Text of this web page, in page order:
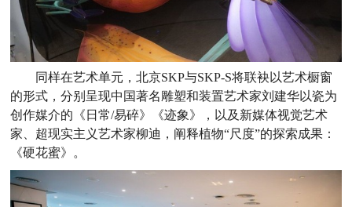
同样在艺术单元，北京SKP与SKP-S将联袂以艺术橱窗
的形式，分别呈现中国著名雕塑和装置艺术家刘建华以瓷为
创作媒介的《日常/易碎》《迹象》，以及新媒体视觉艺术
家、超现实主义艺术家柳迪，阐释植物“尺度”的探索成果：
《硬花蜜》。